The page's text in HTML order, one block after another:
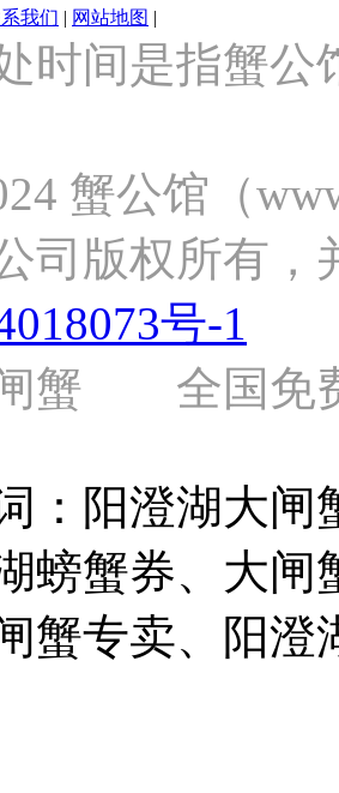
我们 | 网站地图 |
时间是指蟹公
蟹公馆（
司版权所有，
号-1
蟹 全国免费
：阳澄湖大
螃蟹券、大
蟹专卖、阳